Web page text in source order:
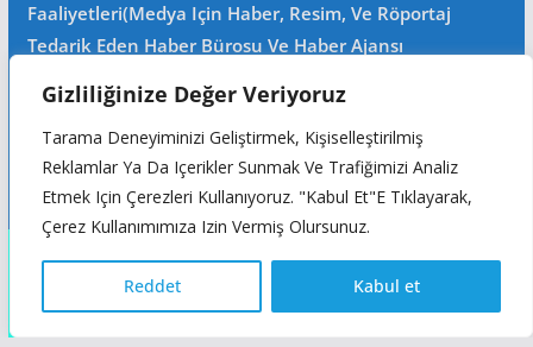
Gizliliğinize Değer Veriyoruz
Tarama Deneyiminizi Geliştirmek, Kişiselleştirilmiş
Reklamlar Ya Da Içerikler Sunmak Ve Trafiğimizi Analiz
Etmek Için Çerezleri Kullanıyoruz. "Kabul Et"e Tıklayarak,
Çerez Kullanımımıza Izin Vermiş Olursunuz.
Reddet Kabul et
Faaliyetleri(Medya Için Haber, Resim, Ve Röportaj
Tedarik Eden Haber Bürosu Ve Haber Ajansı
Filimcilik, Yayıncılık, Prodöktörlük, Reklamcılık Işleri Ile
Ana Sözleşmede Yazılı Olan Diğer Işleri Yapar.
Mersis No: 0105002748700015
Türkçe